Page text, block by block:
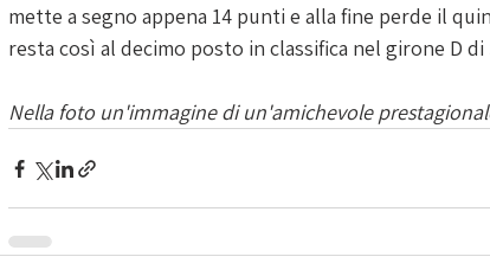
mette a segno appena 14 punti e alla fine perde il
resta così al decimo posto in classifica nel girone D di
Nella foto un'immagine di un'amichevole